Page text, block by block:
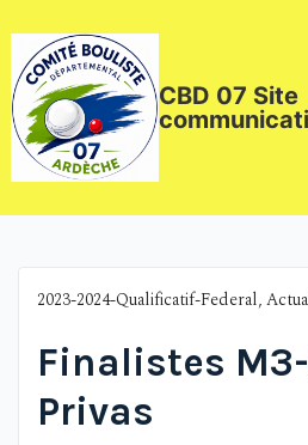
CBD 07 Site
2023-2024-Qualificatif-Federal,
Finalistes
Privas